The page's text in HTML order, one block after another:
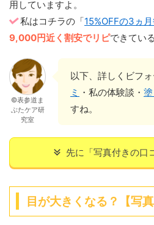
用していますよ。
私はコチラの「15%OFFの3ヵ
9,000円近く割安でリピできてい
©表参道ま
ぶたケア研
究室
以下、詳しくビフ
ミ ・私の体験談・
すね。
先に「写真付きの口
目が大きくなる？【写真